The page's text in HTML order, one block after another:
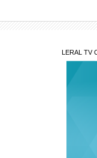
LERAL TV